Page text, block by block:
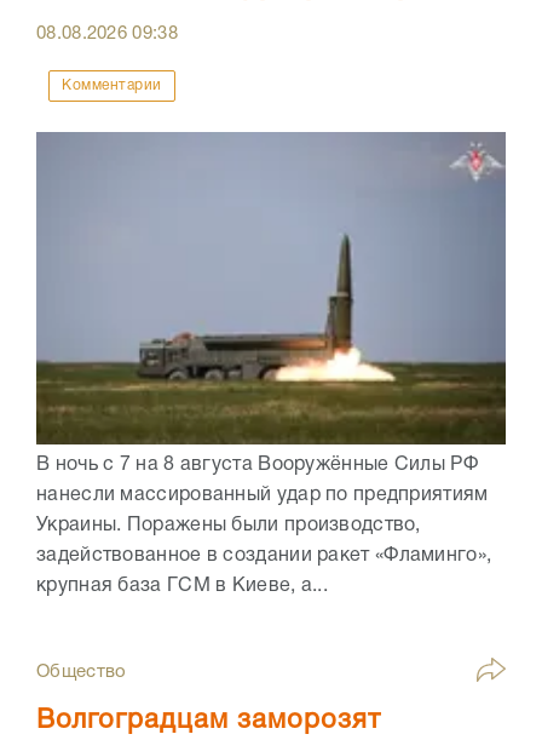
08.08.202609:38
Комментарии
В ночь с 7 на 8 августа Вооружённые Силы РФ
нанесли массированный удар по предприятиям
Украины. Поражены были производство,
задействованное в создании ракет «Фламинго»,
крупная база ГСМ в Киеве, а...
Общество
Волгоградцам заморозят